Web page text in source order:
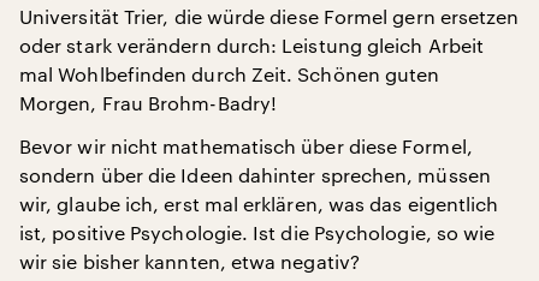
Universität Trier, die würde diese Formel gern ersetzen
oder stark verändern durch: Leistung gleich Arbeit
mal Wohlbefinden durch Zeit. Schönen guten
Morgen, Frau Brohm-Badry!
Bevor wir nicht mathematisch über diese Formel,
sondern über die Ideen dahinter sprechen, müssen
wir, glaube ich, erst mal erklären, was das eigentlich
ist, positive Psychologie. Ist die Psychologie, so wie
wir sie bisher kannten, etwa negativ?